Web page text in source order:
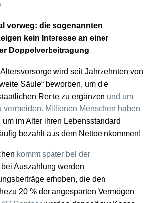
vorweg: die sogenannten
kein Interesse an einer
Doppelverbeitragung
wird seit Jahrzehnten von
Säule“ beworben, um die
Rente zu ergänzen und um
vermeiden. Millionen Menschen haben
im Alter ihren Lebensstandard
bezahlt aus dem Nettoeinkommen!
kommt später bei der
bei Auszahlung werden
erhoben, die den
20 % der angesparten Vermögen